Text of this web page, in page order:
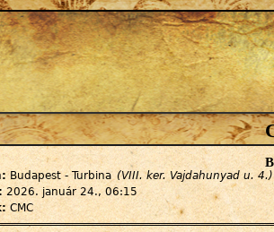
Jump to navigation
Budapest - Turbina (VIII. ker. Vajdahunyad u. 4.)
2026. január 24., 06:15
CMC